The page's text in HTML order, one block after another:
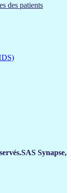
des patients
Synapse,